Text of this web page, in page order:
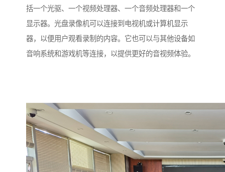
括一个光驱、一个视频处理器、一个音频处理器和一个
显示器。光盘录像机可以连接到电视机或计算机显示
器，以便用户观看录制的内容。它也可以与其他设备如
音响系统和游戏机等连接，以提供更好的音视频体验。